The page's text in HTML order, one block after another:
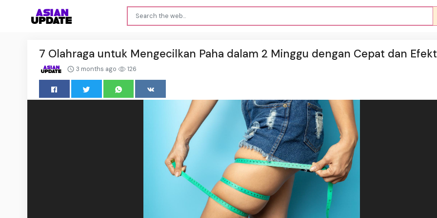
7 Olahraga untuk Mengecilkan Paha dalam 2 Minggu dengan Cepat dan
3 months ago 126